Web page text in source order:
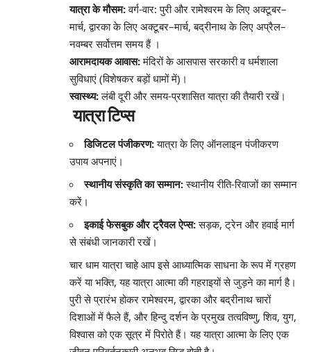
यात्रा के मौसम:वर्ग-वार: पुरी और रामेश्वरम के लिए अक्टूबर–
मार्च, द्वारका के लिए अक्टूबर–मार्च, बद्रीनाथ के लिए अप्रैल–
नवम्बर सर्वोत्तम समय हैं।
आरामदायक आवास:मंदिरों के आसपास सरकारी व धर्मशाला
सुविधाएं (विशेषकर बड़ों धामों में)।
स्वास्थ्य:लंबी दूरी और समय-प्रशासित यात्रा की तैयारी रखें।
यात्रा टिप्स
डिजिटल पंजीकरण:यात्रा के लिए ऑनलाइन पंजीकरण
उपाय अपनाएं।
स्थानीय संस्कृति का सम्मान:स्थानीय रीति-रिवाजों का सम्मान
करें।
इकाई फेसबुक और ट्रैवल ऐप्स:सड़क, ट्रेन और हवाई मार्ग
से संबंधी जानकारी रखें।
चार धाम यात्रा चाहे आप इसे आध्यात्मिक साधना के रूप में ग्रहण
करें या भक्ति, यह यात्रा आत्मा की गहराइयों से जुड़ने का मार्ग है।
पुरी से प्रारंभ होकर रामेश्वरम, द्वारका और बद्रीनाथ चारों
दिशाओं में फैले हैं, और हिन्दु दर्शन के प्रमुख तत्वविष्णु, शिव, युग,
विश्वास को एक सूत्र में पिरोते हैं। यह यात्रा आत्मा के लिए एक